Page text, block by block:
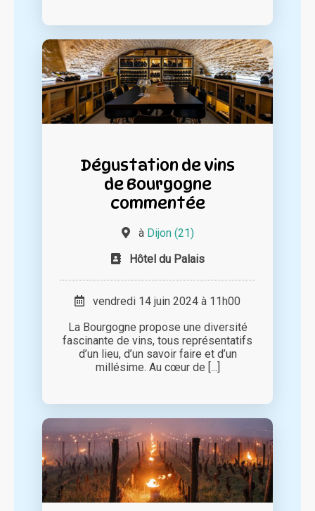
Dégustation de vins
de Bourgogne
commentée
à Dijon (21)
Hôtel du Palais
vendredi 14 juin 2024 à 11h00
La Bourgogne propose une diversité
fascinante de vins, tous représentatifs
d’un lieu, d’un savoir faire et d’un
millésime. Au cœur de [...]